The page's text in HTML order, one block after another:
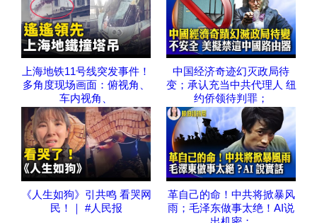
上海地铁11号线突发事件！
多角度现场画面：俯视角、
车内视角、
中国经济奇迹幻灭政局待
变；承认充当中共代理人 纽
约侨领待判罪；
《人生如狗》引共鸣 看哭网
民！｜ #人民报
革自己的命！中共将掀暴风
雨；毛泽东做事太绝！AI说